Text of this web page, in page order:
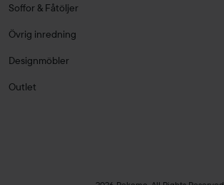
Soffor & Fåtöljer
Övrig inredning
Designmöbler
Outlet